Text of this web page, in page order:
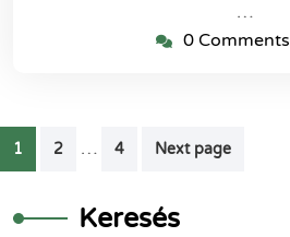
…
0 Comments
Bejegyzések
lapozása
1 2 … 4 Next page
Keresés